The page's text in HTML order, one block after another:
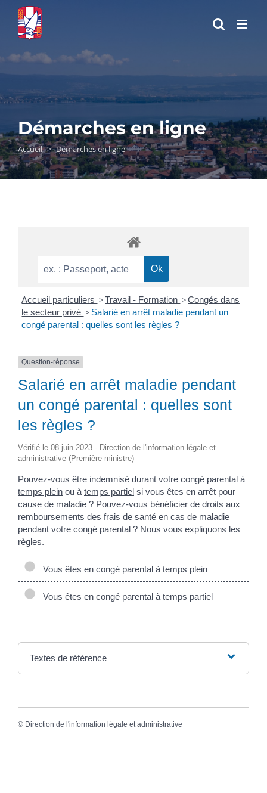
Passer
contenu
Démarches en ligne
Accueil > Démarches en ligne
Accueil particuliers > Travail - Formation > Congés dans
le secteur privé > Salarié en arrêt maladie pendant un
congé parental : quelles sont les règles ?
Question-réponse
Salarié en arrêt maladie pendant
un congé parental : quelles sont
les règles ?
Vérifié le 08 juin 2023 - Direction de l'information légale et
administrative (Première ministre)
Pouvez-vous être indemnisé durant votre congé parental à
temps pleinou à temps partielsi vous êtes en arrêt pour
cause de maladie ? Pouvez-vous bénéficier de droits aux
remboursements des frais de santé en cas de maladie
pendant votre congé parental ? Nous vous expliquons les
règles.
Vous êtes en congé parental à temps plein
Vous êtes en congé parental à temps partiel
Textes de référence
© Direction de l'information légale et administrative